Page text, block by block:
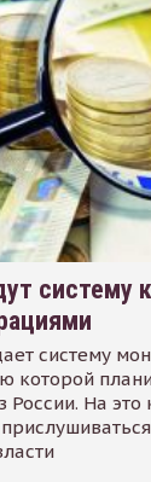
систему
систему
которой
России. На это